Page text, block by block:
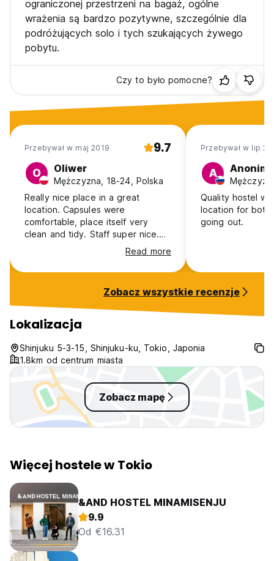
ograniczonej przestrzeni na bagaż, ogólne
wrażenia są bardzo pozytywne, szczególnie dla
podróżujących solo i tych szukających żywego
pobytu.
Czy to było pomocne?
Przebywał w maj 2019 9.7
O Oliwer
Mężczyzna, 18-24, Polska
Really nice place in a great
location. Capsules were
comfortable, place itself very
clean and tidy. Staff super nice.
People tended to spend time in
common areas what was also
pretty cool. Only drawback I could
breakfast - bread, jam, hard
boiled egg and a yoghurt. For me
personally it was not a big deal.
Would come back.
Read more
Przebywał w lip
A
Quality hostel
location for both
going out.
Zobacz wszystkie recenzje
Lokalizacja
Shinjuku 5-3-15, Shinjuku-ku, Tokio, Japonia
1.8km od centrum miasta
Zobacz mapę
Więcej hostele w Tokio
&AND HOSTEL MINAMISENJU
9.9
Od €16.31